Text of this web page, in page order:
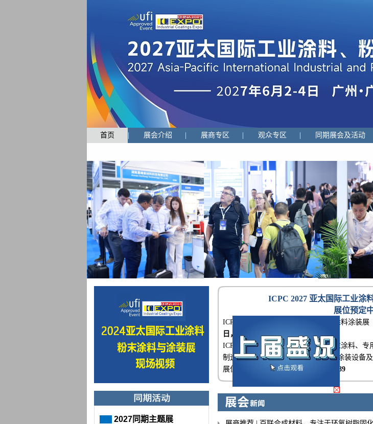
首页 展会介绍 展商专区 观众专区 同期展会及活动
2027同期主题展
ICPC 2027 亚太国际工业涂
展位预定中
ICPC 2027亚太国际工业涂料、粉末涂料涂装展
日，
在 广州·广交会展馆
举办！
ICPC 2027将全面展示工业涂料、粉末涂料、
制造、环境治理、表面处理、电镀、涂装设备
展位预订电话：020-29193588/29193589